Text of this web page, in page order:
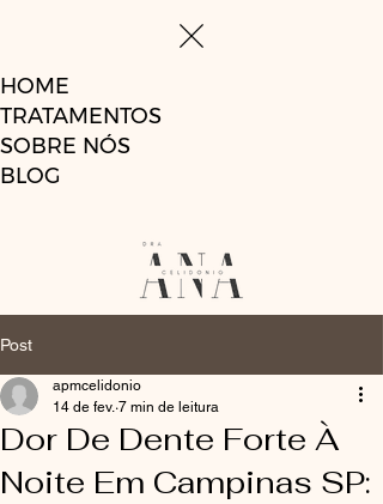
HOME
TRATAMENTOS
SOBRE NÓS
BLOG
Post
Dor De Dente Forte À
Noite Em Campinas SP:
apmcelidonio
14 de fev. 7 min de leitura